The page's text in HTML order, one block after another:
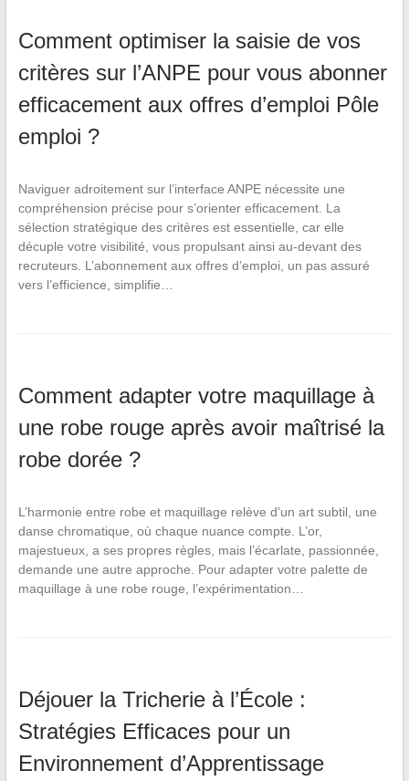
Comment optimiser la saisie de vos
critères sur l’ANPE pour vous abonner
efficacement aux offres d’emploi Pôle
emploi ?
Naviguer adroitement sur l’interface ANPE nécessite une
compréhension précise pour s’orienter efficacement. La
sélection stratégique des critères est essentielle, car elle
décuple votre visibilité, vous propulsant ainsi au-devant des
recruteurs. L’abonnement aux offres d’emploi, un pas assuré
vers l’efficience, simplifie…
Comment adapter votre maquillage à
une robe rouge après avoir maîtrisé la
robe dorée ?
L’harmonie entre robe et maquillage relève d’un art subtil, une
danse chromatique, où chaque nuance compte. L’or,
majestueux, a ses propres règles, mais l’écarlate, passionnée,
demande une autre approche. Pour adapter votre palette de
maquillage à une robe rouge, l’expérimentation…
Déjouer la Tricherie à l’École :
Stratégies Efficaces pour un
Environnement d’Apprentissage